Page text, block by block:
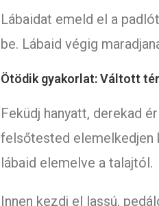
Lábaidat emeld el a
be. Lábaid végig
Ötödik gyakorlat: Váltott
Feküdj hanyatt, derekad
felsőtested elemelkedjen
lábaid elemelve a talajtól.
Innen kezdj el lassú,